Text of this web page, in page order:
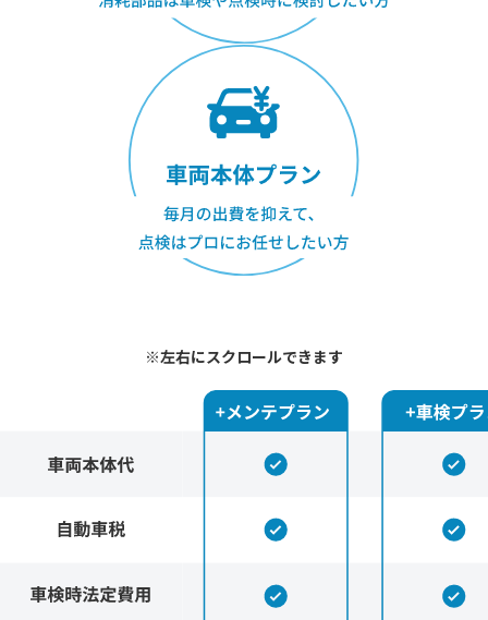
※左右にスクロールできます